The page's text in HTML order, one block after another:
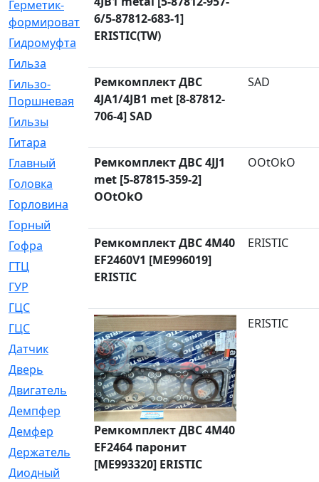
Герметик-
формирователь
[3]
Гидромуфта
[47]
Гильза
[56]
Гильзо-
Поршневая
[13]
Гильзы
[259]
Гитара
Главный
[29]
Головка
[28]
Горловина
[14]
Горный
[1]
Гофра
[86]
ГТЦ
[96]
ГУР
ГЦC
[6]
ГЦС
[74]
Датчик
[969]
Дверь
[249]
Двигатель
[64]
Демпфер
[2]
Демфер
[1]
Держатель
[5]
Диодный
[3]
6/5-87812-683-1]
ERISTIC(TW)
Ремкомплект ДВС
4JA1/4JB1 met [8-87812-
706-4] SAD
SAD
Ремкомплект ДВС 4JJ1
met [5-87815-359-2]
OOtOkO
OOtOkO
Ремкомплект ДВС 4M40
EF2460V1 [ME996019]
ERISTIC
ERISTIC
Ремкомплект ДВС 4M40
EF2464 паронит
[ME993320] ERISTIC
ERISTIC